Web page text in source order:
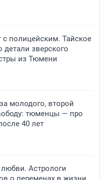
с полицейским. Тайское
детали зверского
из Тюмени
молодого, второй
тюменцы — про
40 лет
Астрологи